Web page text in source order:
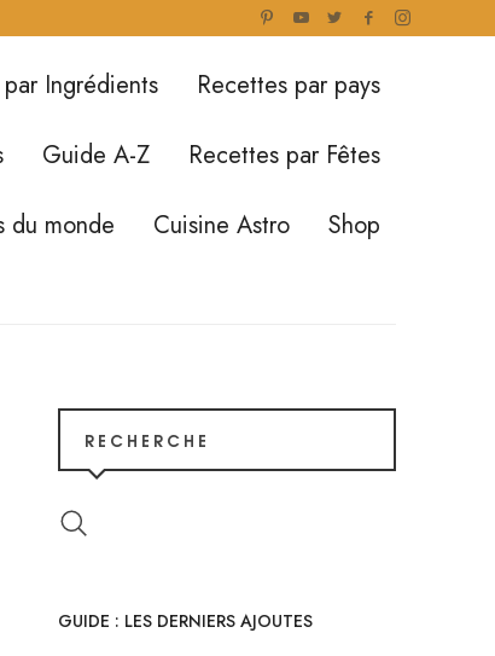
Ingrédients
Recettes par pays
Guide A-Z
Recettes par Fêtes
du monde Cuisine Astro Shop
RECHERCHE
GUIDE : LES DERNIERS AJOUTES